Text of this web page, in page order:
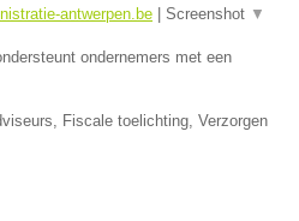
antwerpen.be Screenshot ▼
ondernemers met een
Fiscale toelichting, Verzorgen